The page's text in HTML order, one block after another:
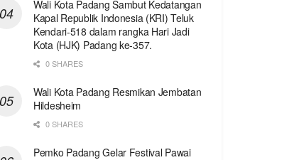
Wali Kota Padang Sambut Kedatangan
Kapal Republik Indonesia (KRI) Teluk
Kendari-518 dalam rangka Hari Jadi
Kota (HJK) Padang ke-357.
0 SHARES
Wali Kota Padang Resmikan Jembatan
Hildesheim
0 SHARES
Pemko Padang Gelar Festival Pawai